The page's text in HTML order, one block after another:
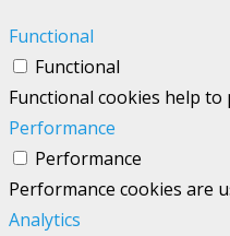
Functional
Functional
Functional cookies help
Performance
Performance
Performance cookies are
Analytics